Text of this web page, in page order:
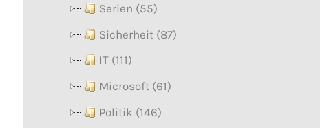
Serien (55)
Sicherheit (87)
IT (111)
Microsoft (61)
Politik (146)